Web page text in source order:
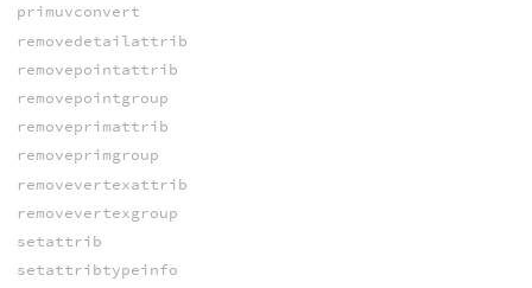
primuvconvert
removedetailattrib
removepointattrib
removepointgroup
removeprimattrib
removeprimgroup
removevertexattrib
removevertexgroup
setattrib
setattribtypeinfo